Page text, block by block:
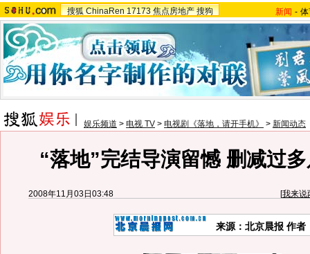
搜狐 ChinaRen 17173 焦点房地产 搜狗 新闻 -
娱乐频道 > 电视 TV > 电视剧《落地，请开手机》 > 新闻动态
“落地”完结导演留憾 删减过
2008年11月03日03:48 [我来说
来源：北京晨报 作者